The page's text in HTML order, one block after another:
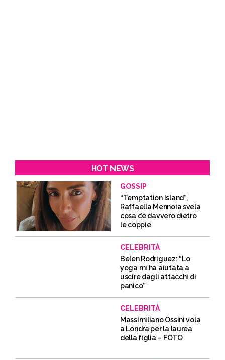
HOT NEWS
GOSSIP
“Temptation Island”,
Raffaella Mennoia svela
cosa c’è davvero dietro
le coppie
CELEBRITÀ
Belen Rodriguez: “Lo
yoga mi ha aiutata a
uscire dagli attacchi di
panico”
CELEBRITÀ
Massimiliano Ossini vola
a Londra per la laurea
della figlia – FOTO